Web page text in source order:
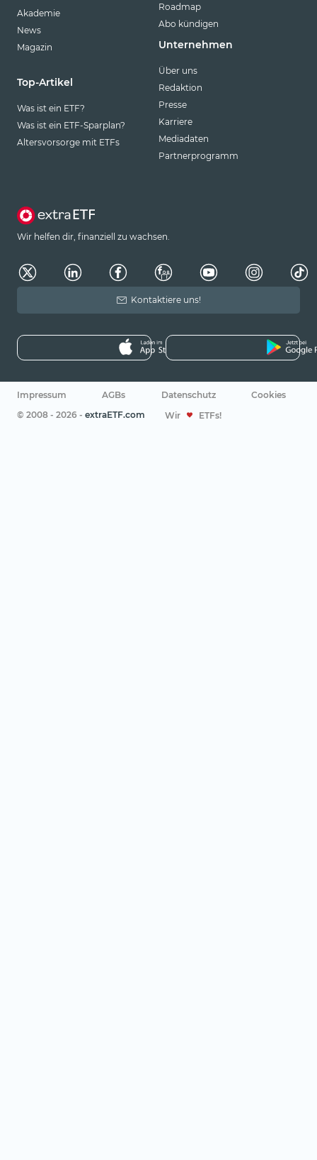
Akademie
News
Magazin
Top-Artikel
Was ist ein ETF?
Was ist ein ETF-Sparplan?
Altersvorsorge mit ETFs
Roadmap
Abo kündigen
Unternehmen
Über uns
Redaktion
Presse
Karriere
Mediadaten
Partnerprogramm
Wir helfen dir, finanziell zu wachsen.
Kontaktiere uns!
Impressum AGBs Datenschutz
Cookies
© 2008 - 2026 - extraETF.com Wir ETFs!